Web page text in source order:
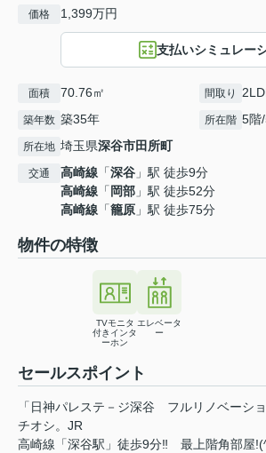
価格 1,399万円
支払いシミュレー
面積 70.76㎡ 間取り
築年数 築35年 所在階 5階
所在地 埼玉県深谷市田所町
交通 高崎線 「深谷 」駅 徒歩9分
高崎線 「 岡部 」駅 徒歩52分
高崎線 「籠原 」駅 徒歩75分
物件の特徴
TVモニタ
付きインタ
ーホン
エレベータ
ー
セールスポイント
「日神パレステ－ジ深谷 フルリノベーシ
チオシ。JR
高崎線「深谷駅」徒歩9分‼ 最上階角部屋